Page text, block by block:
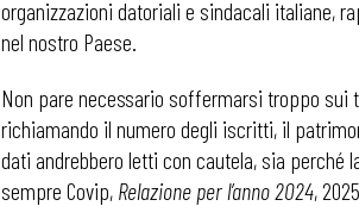
organizzazioni datoriali e sindacali italiane,
nel nostro Paese.
Non pare necessario soffermarsi troppo sui
richiamando il numero degli iscritti, il
dati andrebbero letti con cautela, sia
sempre Covip, Relazione per l’anno 2024,